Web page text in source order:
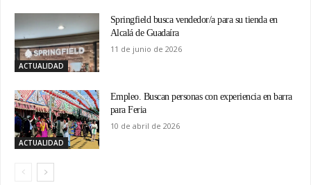
ACTUALIDAD
Springfield busca vendedor/a para su tienda en
Alcalá de Guadaíra
11 de junio de 2026
ACTUALIDAD
Empleo. Buscan personas con experiencia en barra
para Feria
10 de abril de 2026